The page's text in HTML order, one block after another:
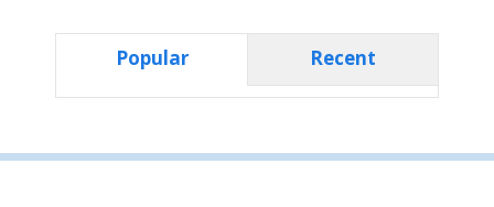
Popular Recent